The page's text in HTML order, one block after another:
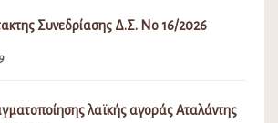
Συνεδρίασης Δ.Σ. Νο 16/2026
λαϊκής αγοράς Αταλάντης